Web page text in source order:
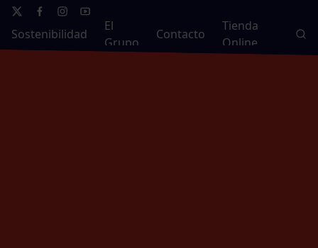
Sostenibilidad
El
Grupo
Contacto
Tienda
Online